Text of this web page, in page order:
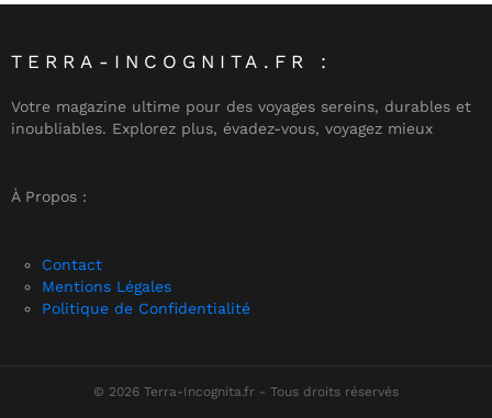
TERRA-INCOGNITA.FR :
Votre magazine ultime pour des voyages sereins, durables et
inoubliables. Explorez plus, évadez-vous, voyagez mieux
À Propos :
Contact
Mentions Légales
Politique de Confidentialité
© 2026 Terra-Incognita.fr - Tous droits réservés